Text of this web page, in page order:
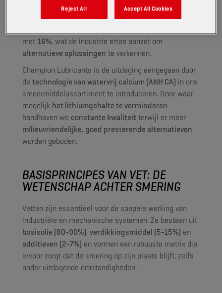
accu's voor elektrische voertuigen (EV), heeft geleid
tot hogere kosten en leveringsproblemen. Sinds 2023
met 16%, wat de industrie ertoe aanzet om
alternatieve oplossingen te verkennen.
Champion Lubricants is de uitdaging aangegaan door
de technologie van watervrij calcium (ANH CA) in ons
smeermiddelassortiment te introduceren. Door waar
mogelijk het lithiumgehalte te verminderen
handhaven we constante kwaliteit terwijl er meer
milieuvriendelijke, goed presterende alternatieven
worden geboden.
BASISPRINCIPES VAN VET: DE
WETENSCHAP ACHTER SMERING
Vetten zijn essentieel voor de soepele werking van
industriële en mechanische systemen. Ze bestaan uit
basisolie (80-90%), verdikkingsmiddel (5-15%) en
additieven (2-7%) en vormen een robuuste matrix die
ervoor zorgt dat de smering op zijn plaats blijft, zelfs
onder uitdagende omstandigheden.
Reject All Accept All Cookies